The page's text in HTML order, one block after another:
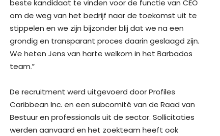
beste kandidaat te vinden voor de functie van CEO
om de weg van het bedrijf naar de toekomst uit te
stippelen en we zijn bijzonder blij dat we na een
grondig en transparant proces daarin geslaagd zijn.
We heten Jens van harte welkom in het Barbados
team.”
De recruitment werd uitgevoerd door Profiles
Caribbean Inc. en een subcomité van de Raad van
Bestuur en professionals uit de sector. Sollicitaties
werden aanvaard en het zoekteam heeft ook